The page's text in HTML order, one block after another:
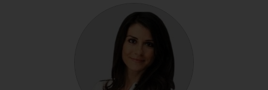
Γενικό Χημείο του Κράτους, Πίνακες Σύστασης Κυπριακών
Τροφίμων, Έκδοση 3η, 2013:
https://www.moh.gov.cy/Moh/SGL/sgl.nsf/